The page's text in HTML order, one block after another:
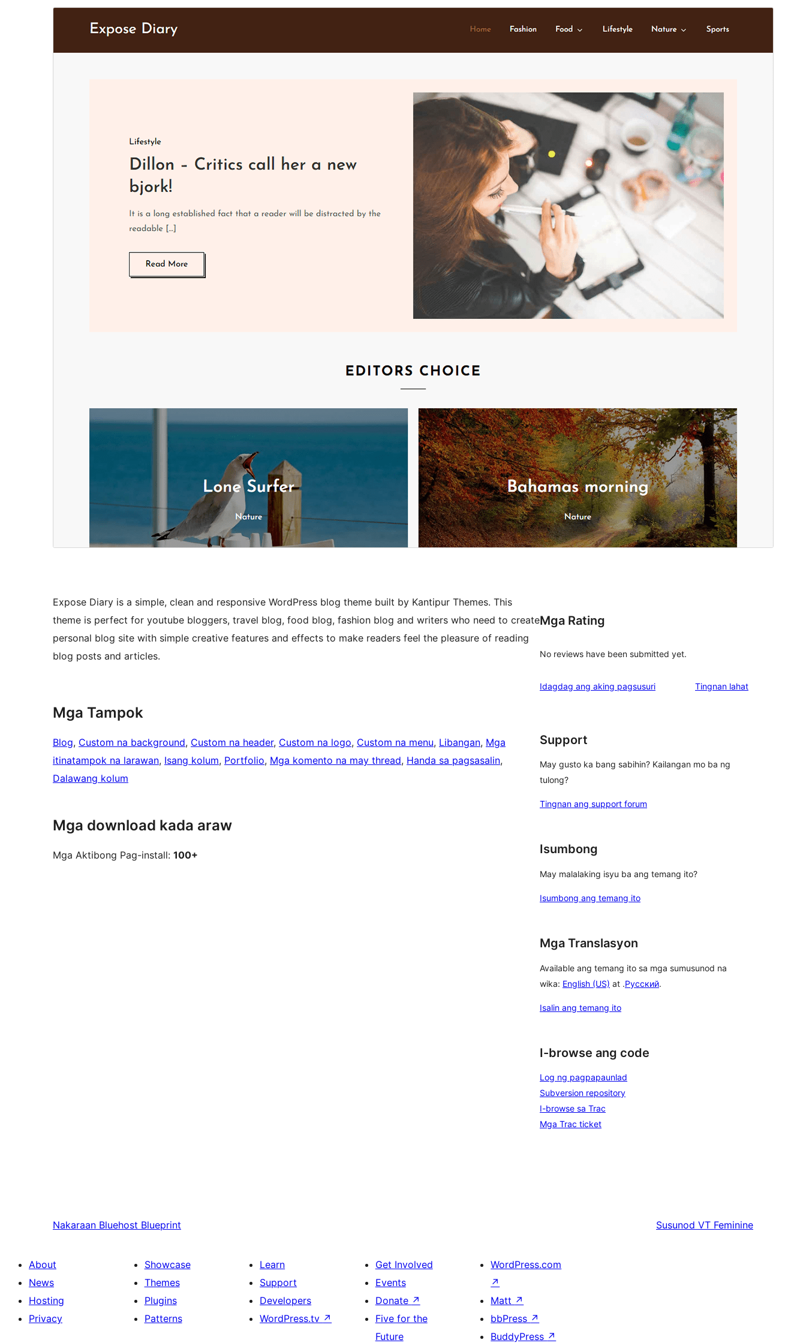
Huling na-update
Hulyo 30, 2025
Bersyon ng PHP
Homepage ng tema
Expose Diary is a simple, clean and responsive WordPress blog theme built by Kantipur Themes. This
theme is perfect for youtube bloggers, travel blog, food blog, fashion blog and writers who need to create
personal blog site with simple creative features and effects to make readers feel the pleasure of reading
blog posts and articles.
Mga Tampok
Blog, Custom na background, Custom na header, Custom na logo, Custom na menu, Libangan, Mga
itinatampok na larawan, Isang kolum, Portfolio, Mga komento na may thread, Handa sa pagsasalin
Dalawang kolum
Mga download kada araw
Mga Aktibong Pag-install: 100+
Mga Rating
No reviews have been submitted yet.
Idagdag ang aking pagsusuri Tingnan lahatng
Support
May gusto ka bang sabihin? Kailangan mo ba ng
tulong?
Tingnan ang support forum
Isumbong
May malalaking isyu ba ang temang ito?
Isumbong ang temang ito
Mga Translasyon
Available ang temang ito sa mga sumusunod na
wika: English (US) at .Русский.
Isalin ang temang ito
I-browse ang code
Log ng pagpapaunlad
Subversion repository
I-browse sa Trac
Mga Trac ticket
Nakaraan Bluehost Blueprint Susunod VT Feminine
About
News
Hosting
Privacy
Showcase
Themes
Plugins
Patterns
Learn
Support
Developers
WordPress.tv ↗
Get Involved
Events
Donate ↗
Five for the
Future
WordPress.com
↗
Matt ↗
bbPress ↗
BuddyPress ↗